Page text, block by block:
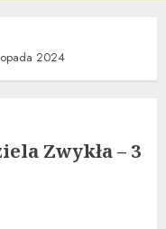
2024
Zwykła – 3